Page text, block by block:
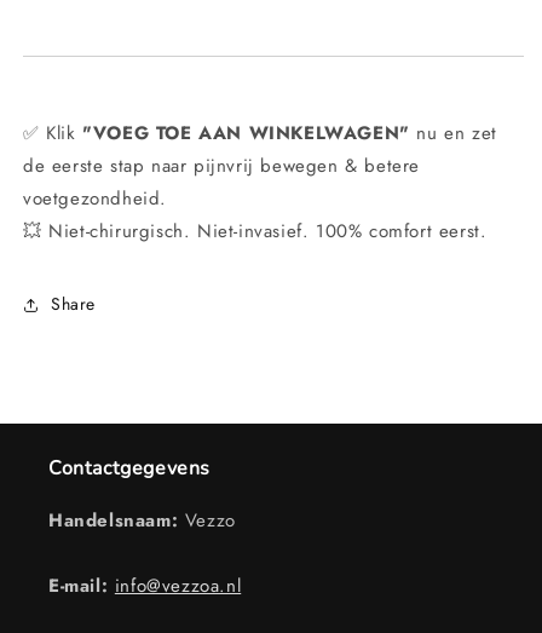
✅ Klik "VOEG TOE AAN WINKELWAGEN" nu en zet
de eerste stap naar pijnvrij bewegen & betere
voetgezondheid.
💥 Niet-chirurgisch. Niet-invasief. 100% comfort eerst.
Share
Contactgegevens
Handelsnaam: Vezzo
E-mail: info@vezzoa.nl